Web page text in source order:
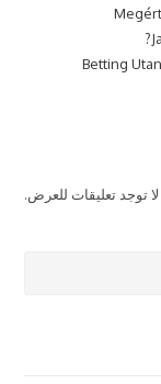
Betting
لا توجد تعليقات للعرض.